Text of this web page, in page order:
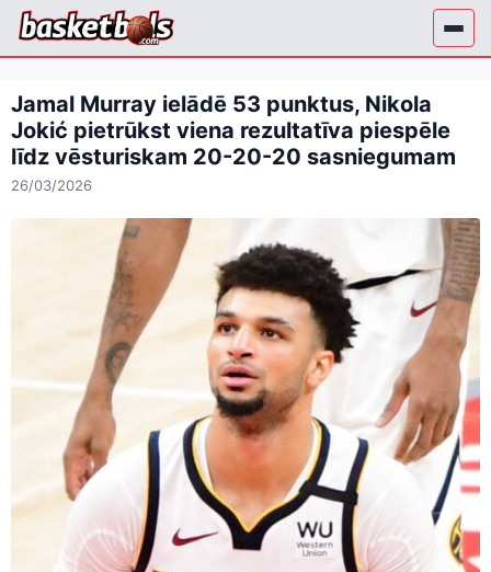
Skip
Jamal Murray ielādē 53 punktus, Nikola
Jokić pietrūkst viena rezultatīva piespēle
līdz vēsturiskam 20-20-20 sasniegumam
26/03/2026